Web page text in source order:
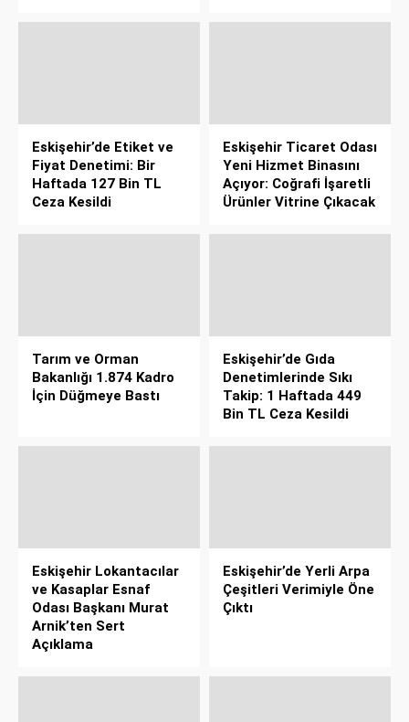
Eskişehir’de Etiket ve
Fiyat Denetimi: Bir
Haftada 127 Bin TL
Ceza Kesildi
Eskişehir Ticaret Odası
Yeni Hizmet Binasını
Açıyor: Coğrafi İşaretli
Ürünler Vitrine Çıkacak
Tarım ve Orman
Bakanlığı 1.874 Kadro
İçin Düğmeye Bastı
Eskişehir’de Gıda
Denetimlerinde Sıkı
Takip: 1 Haftada 449
Bin TL Ceza Kesildi
Eskişehir Lokantacılar
ve Kasaplar Esnaf
Odası Başkanı Murat
Arnik’ten Sert
Açıklama
Eskişehir’de Yerli Arpa
Çeşitleri Verimiyle Öne
Çıktı